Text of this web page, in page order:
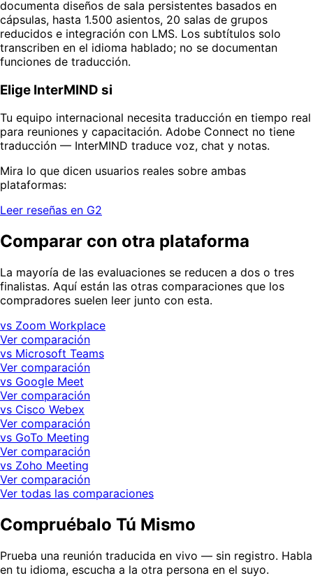
documenta diseños de sala persistentes basados en
cápsulas, hasta 1.500 asientos, 20 salas de grupos
reducidos e integración con LMS. Los subtítulos solo
transcriben en el idioma hablado; no se documentan
funciones de traducción.
Elige InterMIND si
Tu equipo internacional necesita traducción en tiempo real
para reuniones y capacitación. Adobe Connect no tiene
traducción — InterMIND traduce voz, chat y notas.
Mira lo que dicen usuarios reales sobre ambas
plataformas:
Leer reseñas en G2
Comparar con otra plataforma
La mayoría de las evaluaciones se reducen a dos o tres
finalistas. Aquí están las otras comparaciones que los
compradores suelen leer junto con esta.
vs Zoom Workplace
Ver comparación
vs Microsoft Teams
Ver comparación
vs Google Meet
Ver comparación
vs Cisco Webex
Ver comparación
vs GoTo Meeting
Ver comparación
vs Zoho Meeting
Ver comparación
Ver todas las comparaciones
Compruébalo Tú Mismo
Prueba una reunión traducida en vivo — sin registro. Habla
en tu idioma, escucha a la otra persona en el suyo.